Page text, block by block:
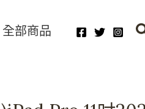
全部商品